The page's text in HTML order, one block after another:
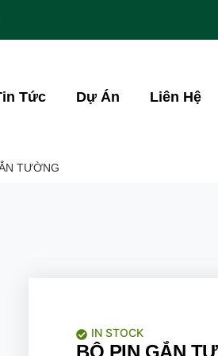
Tức Dự Án Liên Hệ
TƯỜNG
IN STOCK
BỘ PIN GẮN